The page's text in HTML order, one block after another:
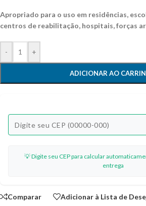
Apropriado para o uso em residências,
centros de reabilitação, hospitais, forças
- +
ADICIONAR AO
💡 Digite seu CEP para calcular
entrega
Comparar Adicionar à Lista de